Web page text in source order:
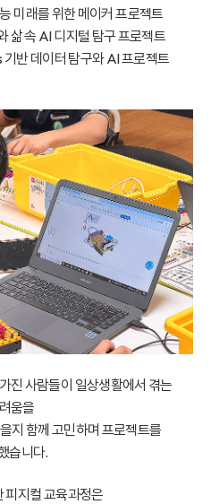
미래를 위한 메이커 프로젝트
삶 속 AI 디지털 탐구 프로젝트
반 데이터 탐구와 AI 프로젝트
진 사람들이 일상생활에서 겪는
움을
지 함께 고민하며 프로젝트를
습니다.
피지컬 교육과정은